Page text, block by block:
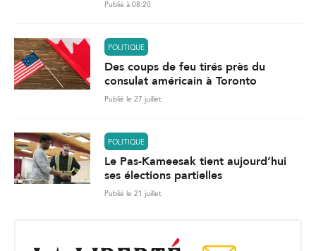
Publié à 08:20
POLITIQUE
Des coups de feu tirés près du
consulat américain à Toronto
Publié le 27 juillet
POLITIQUE
Le Pas-Kameesak tient aujourd’hui
ses élections partielles
Publié le 21 juillet